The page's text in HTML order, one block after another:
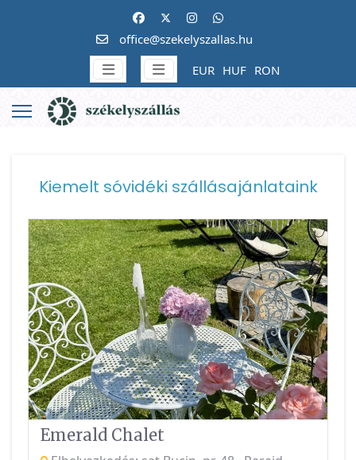
office@szekelyszallas.hu
EUR HUF RON
Kiemelt sóvidéki szállásajánlataink
Vissza
Emerald Chalet